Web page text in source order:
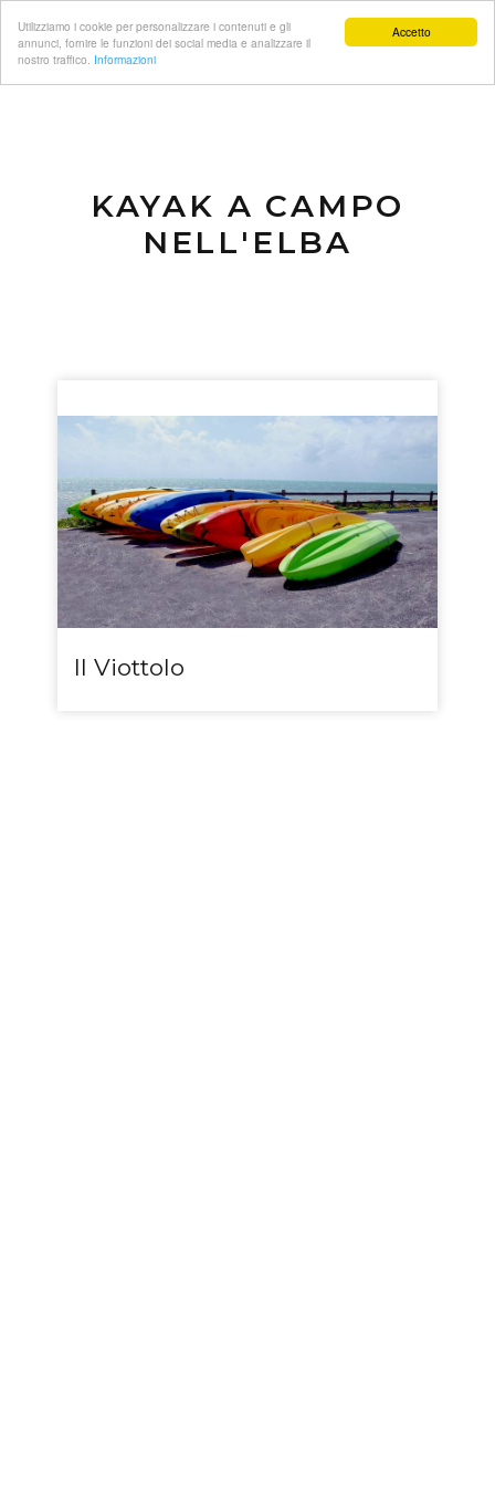
Accetto
Utilizziamo i cookie per personalizzare i contenuti e gli
annunci, fornire le funzioni dei social media e analizzare il
nostro traffico. Informazioni
KAYAK A CAMPO
NELL'ELBA
Il Viottolo